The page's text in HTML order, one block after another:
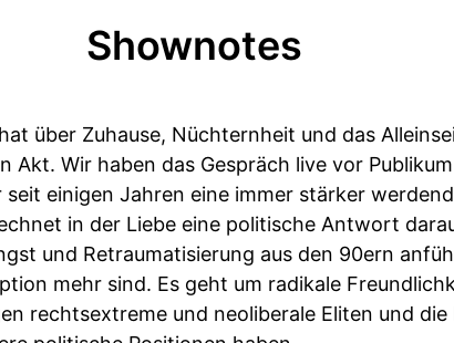
Shownotes
über Zuhause, Nüchternheit und das
Akt. Wir haben das Gespräch live vor
einigen Jahren eine immer stärker
in der Liebe eine politische Antwort
und Retraumatisierung aus den 90ern
mehr sind. Es geht um radikale
rechtsextreme und neoliberale Eliten und